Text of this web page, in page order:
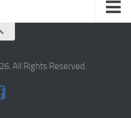
All Rights Reserved.